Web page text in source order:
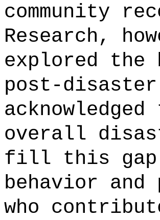
community
Research,
explored the
post-
overall
fill this gap
behavior
who